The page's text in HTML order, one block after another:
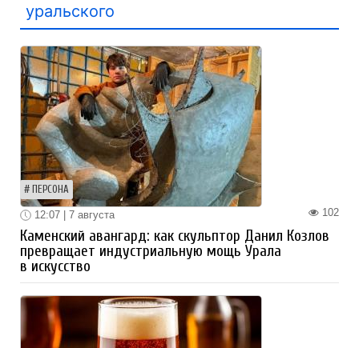
уральского
ПЕРСОНА
102
12:07 | 7 августа
Каменский авангард: как скульптор Данил Козлов
превращает индустриальную мощь Урала
в искусство